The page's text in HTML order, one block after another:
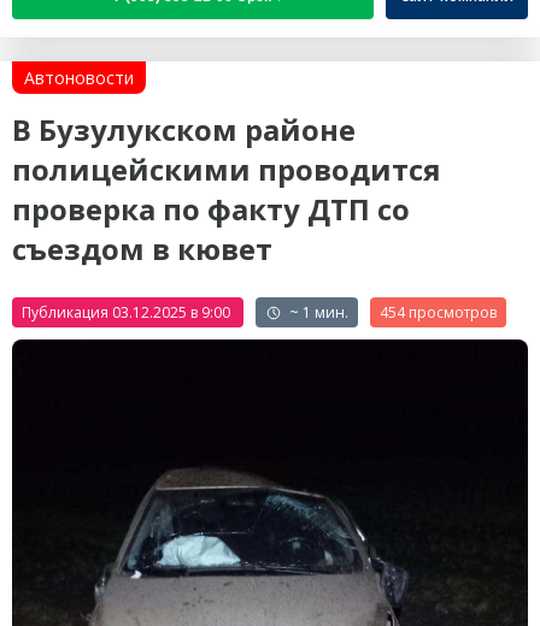
Автоновости
В Бузулукском районе
полицейскими проводится
проверка по факту ДТП со
съездом в кювет
Публикация 03.12.2025 в 9:00 ~ 1 мин. 454